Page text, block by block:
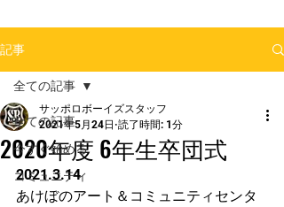
記事
全ての記事
今すぐ始める
コミュニティ
全ての記事
2020年度 6年生卒団式
サッポロボーイズスタッフ
2021年5月24日 読了時間: 1分
2021.3.14
あけぼのアート＆コミュニティセンタ